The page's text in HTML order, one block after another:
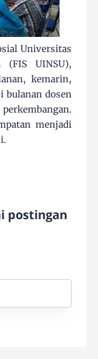
Universitas
(FIS UINSU),
kemarin,
bulanan dosen
menjadi
postingan